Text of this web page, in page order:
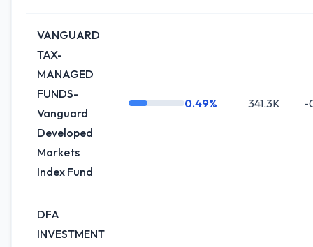
VANGUARD
TAX-
MANAGED
FUNDS-
Vanguard
Developed
Markets
Index Fund
0.49% 341.3K -
DFA
INVESTMENT